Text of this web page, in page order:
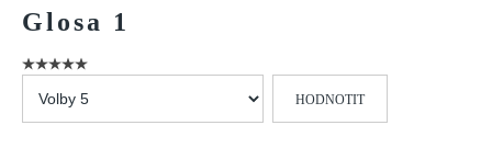
PSYCHOSOM
Vydání 1/ 2026
Glosa 1
prosím